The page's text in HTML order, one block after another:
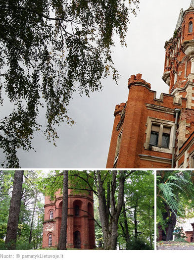
Nuotr.: © pamatykLietuvoje.lt